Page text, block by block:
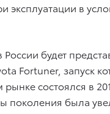
эксплуатации в
будет
Fortuner, запуск
состоялся в
поколения была